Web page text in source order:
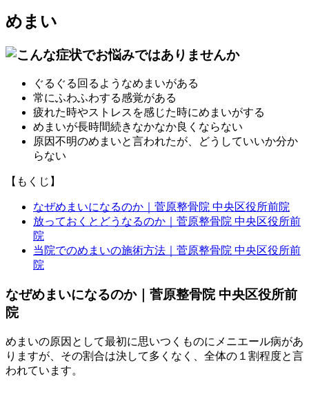
めまい
ぐるぐる回るようなめまいがある
常にふわふわする感覚がある
疲れた時やストレスを感じた時にめまいがする
めまいが長時間続きなかなか良くならない
原因不明のめまいと言われたが、どうしていいか分か
らない
【もくじ】
なぜめまいになるのか｜菅原整骨院 中央区役所前院
放っておくとどうなるのか｜菅原整骨院 中央区役所前
院
当院でのめまいの施術方法｜菅原整骨院 中央区役所前
院
なぜめまいになるのか｜菅原整骨院 中央区役所前
院
めまいの原因として最初に思いつくものにメニエール病があ
りますが、その割合は決して多くなく、全体の１割程度と言
われています。